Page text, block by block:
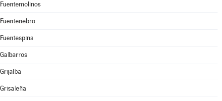
Fuentemolinos
Fuentenebro
Fuentespina
Galbarros
Grijalba
Grisaleña